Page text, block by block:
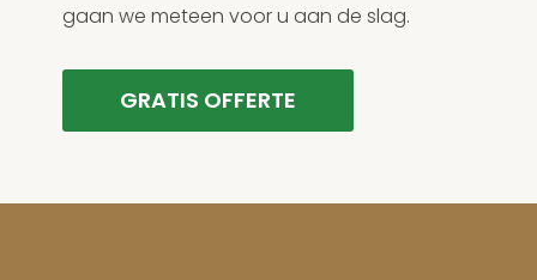
gaan we meteen voor u aan de slag.
GRATIS OFFERTE